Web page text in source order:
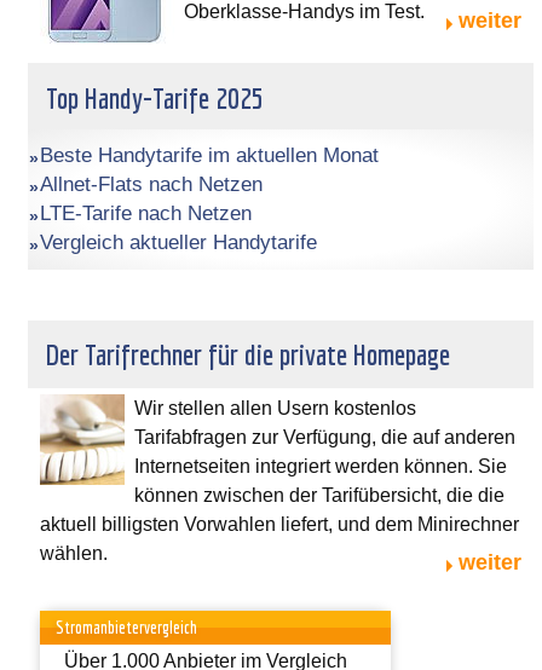
Oberklasse-Handys im Test.
weiter
Top Handy-Tarife 2025
Beste Handytarife im aktuellen Monat
Allnet-Flats nach Netzen
LTE-Tarife nach Netzen
Vergleich aktueller Handytarife
Der Tarifrechner für die private Homepage
Wir stellen allen Usern kostenlos
Tarifabfragen zur Verfügung, die auf anderen
Internetseiten integriert werden können. Sie
können zwischen der Tarifübersicht, die die
aktuell billigsten Vorwahlen liefert, und dem Minirechner
wählen.
weiter
Stromanbietervergleich
Über 1.000 Anbieter im Vergleich